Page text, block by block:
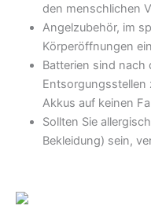
den menschlichen
Angelzubehör, im
Körperöffnungen
Batterien sind nach
Entsorgungsstellen
Akkus auf keinen
Sollten Sie
Bekleidung) sein,